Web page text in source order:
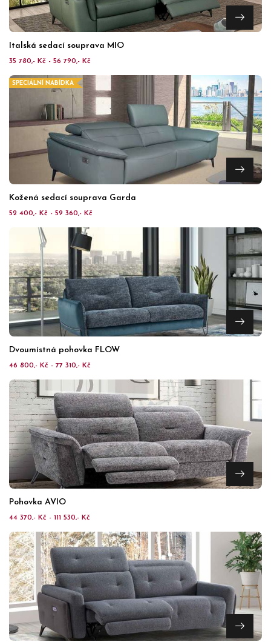
Italská sedací souprava MIO
35 780,- Kč - 56 790,- Kč
SPECIÁLNÍ NABÍDKA
Kožená sedací souprava Garda
52 400,- Kč - 59 360,- Kč
Dvoumístná pohovka FLOW
46 800,- Kč - 77 310,- Kč
Pohovka AVIO
44 370,- Kč - 111 530,- Kč